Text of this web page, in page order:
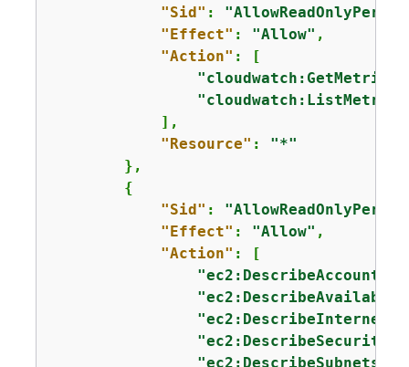
"Sid" :
"Effect" : "Allow" ,
"Action" : [
            ],
"Resource" : "*"
        },
{
"Sid" :
"Effect" : "Allow" ,
"Action" : [
"ec2:DescribeSubnets"